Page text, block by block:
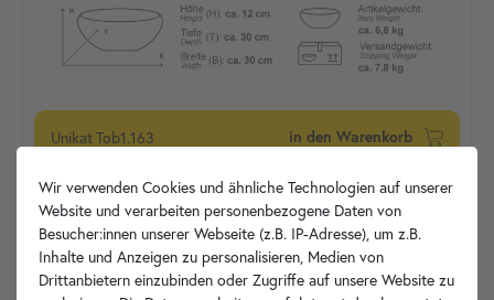
UnikatTob1.163 in den Warenkorb
Wir verwenden Cookies und ähnliche Technologien auf unserer
Website und verarbeiten personenbezogene Daten von
Besucher:innen unserer Webseite (z.B. IP-Adresse), um z.B.
Inhalte und Anzeigen zu personalisieren, Medien von
Drittanbietern einzubinden oder Zugriffe auf unsere Website zu